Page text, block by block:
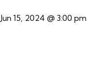
Jun 15, 2024 @ 3:00 pm